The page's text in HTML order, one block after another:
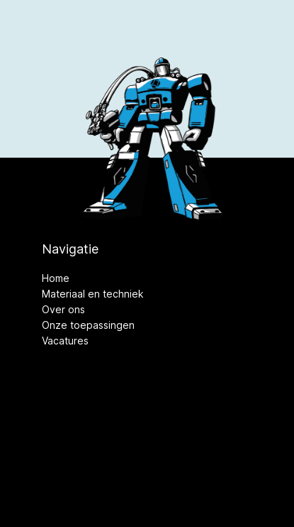
Navigatie
Home
Materiaal en techniek
Over ons
Onze toepassingen
Vacatures